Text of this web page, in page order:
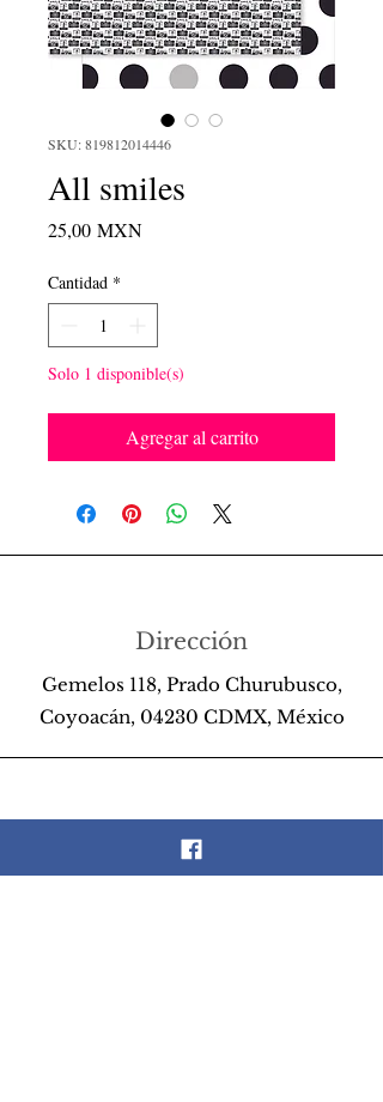
SKU: 819812014446
All smiles
25,00 MXNPrecio
Cantidad *
Solo 1 disponible(s)
Agregar al carrito
Dirección
Gemelos 118, Prado Churubusco,
Coyoacán, 04230 CDMX, México
Teléfono
55 26 89 13 14